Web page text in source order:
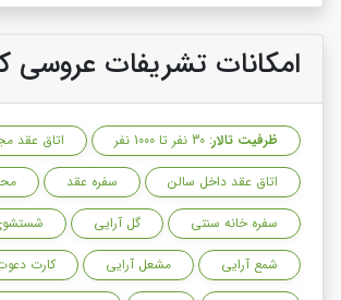
امکانات تشریفات عروسی
ظرفیت تالار: 30 نفر تا 1000 نفر
اتاق عقد
اتاق عقد داخل سالن
سفره عقد
سفره خانه سنتی
گل آرایی
شمع آرایی
مشعل آرایی
کارت